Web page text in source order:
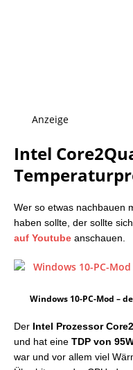
Anzeige
Intel
Wer so etwas nachbauen
haben sollte, der sollte
auf Youtube anschauen.
Windows 10-PC-Mod –
Der Intel Prozessor
und hat eine TDP von
war und vor allem viel